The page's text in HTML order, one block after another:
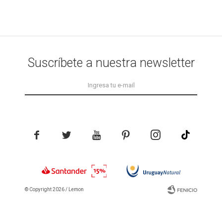
Suscríbete a nuestra newsletter
    
© Copyright 2026 / Lemon